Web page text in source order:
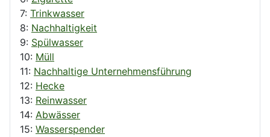
7: Trinkwasser
8: Nachhaltigkeit
9: Spülwasser
10: Müll
11: Nachhaltige Unternehmensführung
12: Hecke
13: Reinwasser
14: Abwässer
15: Wasserspender